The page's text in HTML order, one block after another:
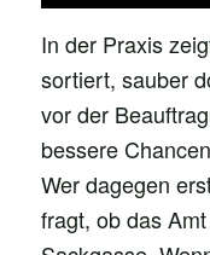
In der Praxis
sortiert, sauber
vor der
bessere
Wer dagegen
fragt, ob das